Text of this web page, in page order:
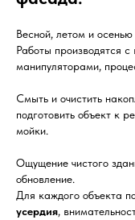
Весной, летом и
Работы производятся
манипуляторами,
Смыть и очистить
подготовить объект к
мойки.
Ощущение чистого
обновление.
Для каждого объекта
усердия,